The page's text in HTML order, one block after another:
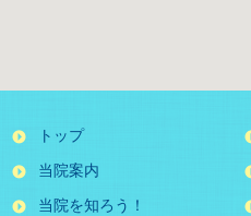
トップ
当院案内
当院を知ろう！